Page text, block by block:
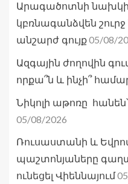
Արագածոտնի
կբռնագանձվեն շուրջ
անշարժ գույք05/08/
Ազգային ժողովին
որքա՞ն և ինչի՞
Նիկոլի աթոռը
05/08/2026
Ռուսաստանի և
պաշտոնյաները
ունեցել Վիեննայում